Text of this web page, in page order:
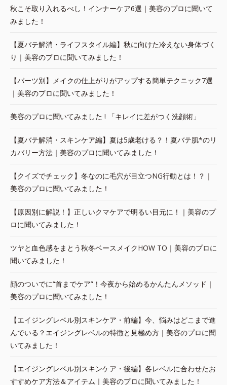
秋こそ取り入れるべし！インナーケア6選｜美容のプロに聞いて
みました！
【夏バテ解消・ライフスタイル編】秋に向けた冷えない身体づく
り｜美容のプロに聞いてみました！
【パーツ別】メイクの仕上がりがアップする簡単テクニック7選
｜美容のプロに聞いてみました！
美容のプロに聞いてみました ! 「キレイに差がつく洗顔術」
【夏バテ解消・スキンケア編】夏は5歳老ける？！夏バテ肌*のリ
カバリー方法｜美容のプロに聞いてみました！
【クイズでチェック】冬なのに毛穴が目立つNG行動とは！？｜
美容のプロに聞いてみました！
【原因別に解説！】正しいクマケアで明るい目元に！｜美容のプ
ロに聞いてみました！
ツヤと血色感をまとう秋冬ベースメイクHOW TO｜美容のプロに
聞いてみました！
顔のついでに“首までケア”！今夜から始めるかんたんメソッド｜
美容のプロに聞いてみました！
【エイジングレベル別スキンケア・前編】今、悩みはどこまで進
んでいる？エイジングレベルの特徴と見極め方｜美容のプロに聞
いてみました！
【エイジングレベル別スキンケア・後編】各レベルに合わせたお
すすめケア方法＆アイテム｜美容のプロに聞いてみました！